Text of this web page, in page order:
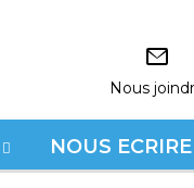
Nous
NOUS ECRIRE